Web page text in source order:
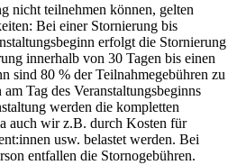
nicht teilnehmen können, gelten
Bei einer Stornierung bis
erfolgt die Stornierung
innerhalb von 30 Tagen bis einen
sind 80 % der Teilnahmegebühren zu
Tag des Veranstaltungsbeginns
werden die kompletten
auch wir z.B. durch Kosten für
usw. belastet werden. Bei
entfallen die Stornogebühren.